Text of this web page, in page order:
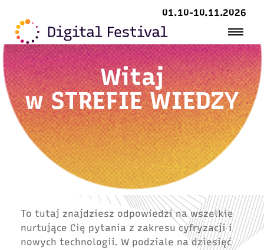
01.10-10.11.2026
Witaj
wSTREFIE WIEDZY
To tutaj znajdziesz odpowiedzi na wszelkie
nurtujące Cię pytania z zakresu cyfryzacji i
nowych technologii. W podziale na dziesięć